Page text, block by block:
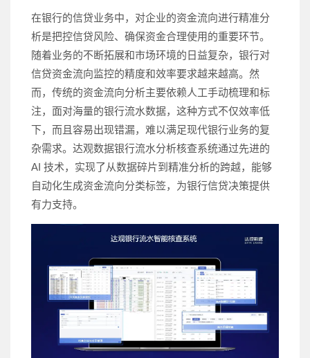
在银行的信贷业务中，对企业的资金流向进行精准分
析是把控信贷风险、确保资金合理使用的重要环节。
随着业务的不断拓展和市场环境的日益复杂，银行对
信贷资金流向监控的精度和效率要求越来越高。然
而，传统的资金流向分析主要依赖人工手动梳理和标
注，面对海量的银行流水数据，这种方式不仅效率低
下，而且容易出现错漏，难以满足现代银行业务的复
杂需求。达观数据银行流水分析核查系统通过先进的
AI 技术，实现了从数据碎片到精准分析的跨越，能够
自动化生成资金流向分类标签，为银行信贷决策提供
有力支持。